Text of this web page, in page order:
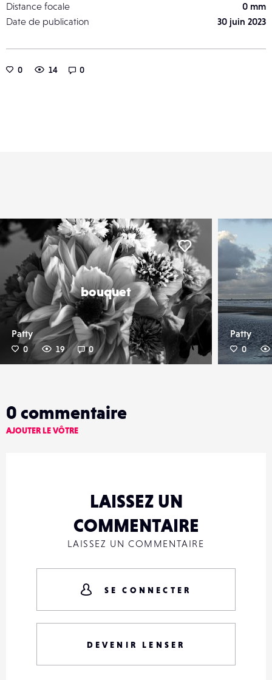
Distance focale
0 mm
Date de publication
30 juin 2023
0 14 0
bouquet
Patty
0 19 0
Patty
0
0 commentaire
AJOUTER LE VÔTRE
LAISSEZ UN
COMMENTAIRE
LAISSEZ UN COMMENTAIRE
SE CONNECTER
DEVENIR LENSER